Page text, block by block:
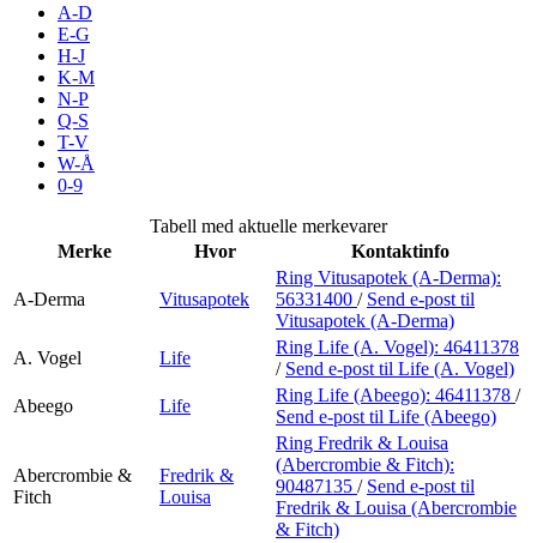
Inspirasjon
Søk
Praktisk informasjon
Ledige stillinger
Magasin
A-D
E-G
H-J
K-M
N-P
Q-S
T-V
W-Å
0-9
Tabell med aktuelle merkevarer
Merke
Hvor Kontaktinfo
A-Derma Vitusapotek
Ring Vitusapotek (A-Derma):
56331400 / Send e-post til
Vitusapotek (A-Derma)
A. Vogel
Life
Ring Life (A. Vogel): 46411378
/ Send e-post til Life (A. Vogel)
Abeego
Life
Ring Life (Abeego): 46411378 /
Send e-post til Life (Abeego)
Abercrombie &
Fitch
Fredrik &
Louisa
Ring Fredrik & Louisa
(Abercrombie & Fitch):
90487135 / Send e-post til
Fredrik & Louisa (Abercrombie
& Fitch)